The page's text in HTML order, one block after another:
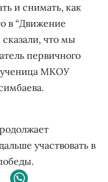
и снимать, как
в “Движение
что мы
первичного
ученица МКОУ
участвовать в